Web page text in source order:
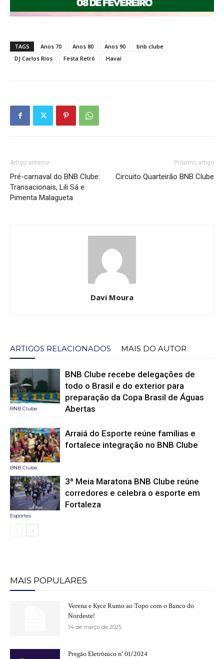
TAGS Anos 70 Anos 80 Anos 90
bnb clube
DJ Carlos Rios
Festa Retrô Havaí
Artigo anterior
Pré-carnaval do BNB Clube:
Transacionais, Lili Sá e
Pimenta Malagueta
Próximo artigo
Circuito Quarteirão BNB Clube
Davi Moura
ARTIGOS RELACIONADOS MAIS DO AUTOR
BNB Clube
BNB Clube recebe delegações de
todo o Brasil e do exterior para
preparação da Copa Brasil de Águas
Abertas
BNB Clube
Arraiá do Esporte reúne famílias e
fortalece integração no BNB Clube
Esportes
3ª Meia Maratona BNB Clube reúne
corredores e celebra o esporte em
Fortaleza
MAIS POPULARES
Verena e Kyce Rumo ao Topo com o Banco do
Nordeste!
14 de março de 2025
Pregão Eletrônico n° 01/2024